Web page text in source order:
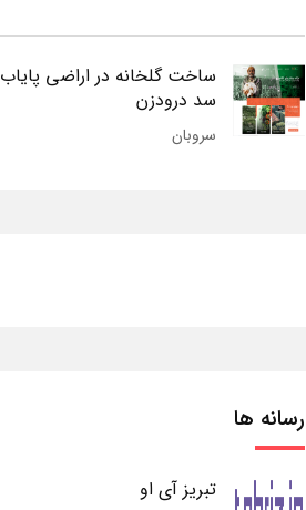
ساخت گلخانه در اراضی پایاب
سد درودزن
سروبان
رسانه ها
تبریز آی او